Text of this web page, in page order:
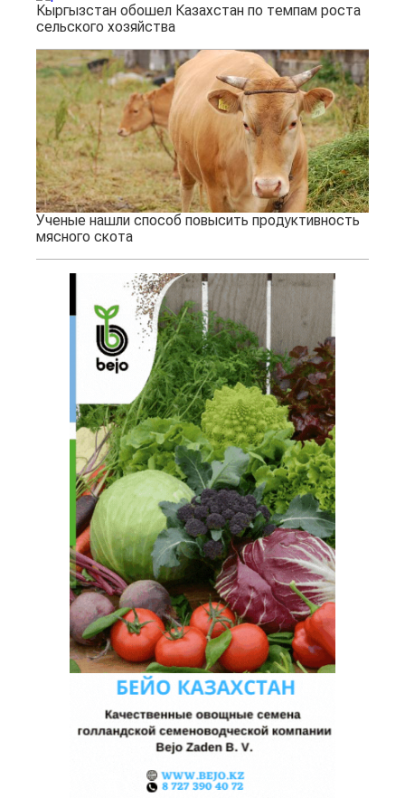
Кыргызстан обошел Казахстан по темпам роста
сельского хозяйства
Ученые нашли способ повысить продуктивность
мясного скота